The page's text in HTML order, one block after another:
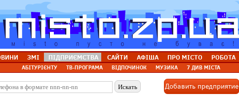
ЗМІ ПІДПРИЄМСТВА САЙТИ АФІША ПРО МІСТО РОБОТА
АБІТУРІЄНТУ ТВ-ПРОГРАМА ВІДПОЧИНОК МУЗИКА 7 ДИВ МІСТА
Добавить предприятие